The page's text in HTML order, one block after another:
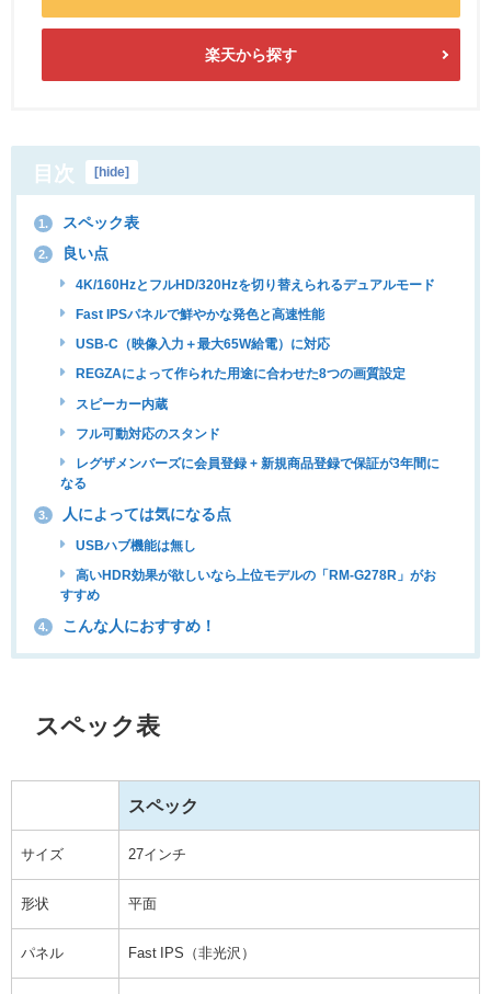
楽天から探す
目次 [hide]
1. スペック表
2. 良い点
4K/160HzとフルHD/320Hzを切り替えられるデュアルモード
Fast IPSパネルで鮮やかな発色と高速性能
USB-C（映像入力＋最大65W給電）に対応
REGZAによって作られた用途に合わせた8つの画質設定
スピーカー内蔵
フル可動対応のスタンド
レグザメンバーズに会員登録 + 新規商品登録で保証が3年間に
なる
3. 人によっては気になる点
USBハブ機能は無し
高いHDR効果が欲しいなら上位モデルの「RM-G278R」がお
すすめ
4. こんな人におすすめ！
スペック表
スペック
サイズ 27インチ
形状 平面
パネル Fast IPS（非光沢）